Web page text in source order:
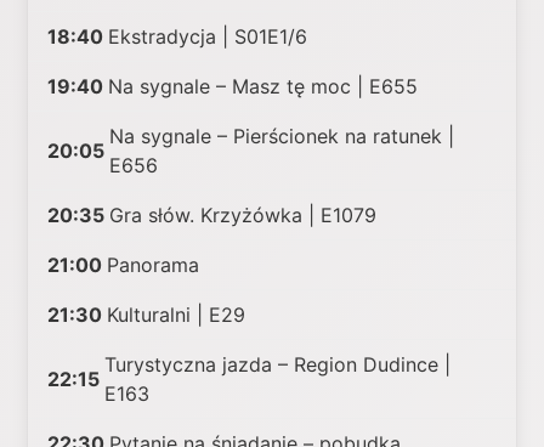
18:40 Ekstradycja | S01E1/6
19:40 Na sygnale – Masz tę moc | E655
20:05
Na sygnale – Pierścionek na ratunek |
E656
20:35 Gra słów. Krzyżówka | E1079
21:00 Panorama
21:30 Kulturalni | E29
22:15
Turystyczna jazda – Region Dudince |
E163